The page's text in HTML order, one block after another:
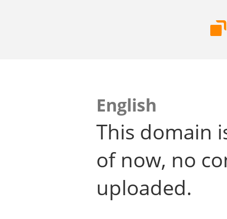
English
This domain
of now, no
uploaded.